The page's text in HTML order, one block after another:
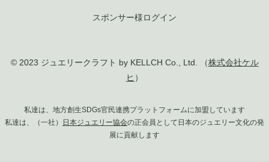
スポンサー様ログイン
© 2023 ジュエリークラフト by KELLCH Co., Ltd. （株式会社ケル
ヒ ）
私達は、地方創生SDGs官民連携プラットフォームに加盟しています
私達は、（一社）
日本ジュエリー協会の正会員として日本のジュエリー文化の発
展に貢献します